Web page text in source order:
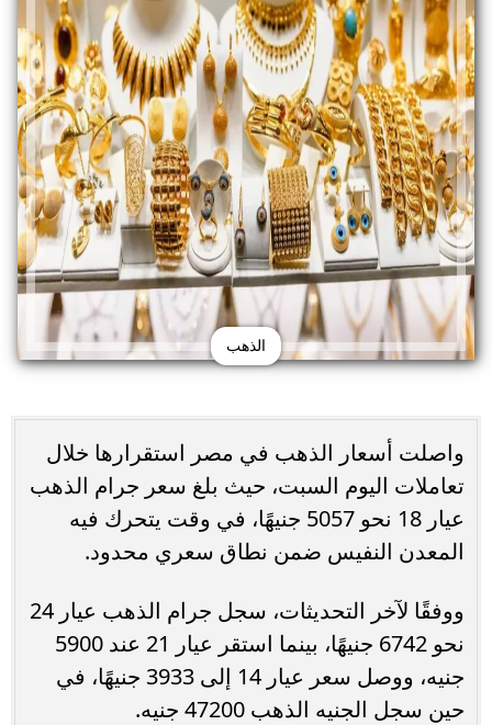
الذهب
واصلت أسعار الذهب في مصر استقرارها خلال
تعاملات اليوم السبت، حيث بلغ سعر جرام الذهب
عيار 18 نحو 5057 جنيهًا، في وقت يتحرك فيه
المعدن النفيس ضمن نطاق سعري محدود.
ووفقًا لآخر التحديثات، سجل جرام الذهب عيار 24
نحو 6742 جنيهًا، بينما استقر عيار 21 عند 5900
جنيه، ووصل سعر عيار 14 إلى 3933 جنيهًا، في
حين سجل الجنيه الذهب 47200 جنيه.